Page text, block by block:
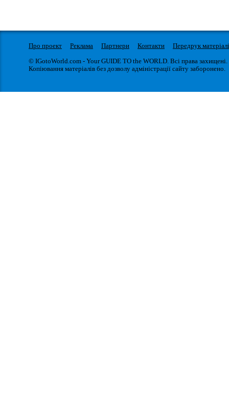
Про проект Реклама Партнери Контакти
Передрук
© IGotoWorld.com - Your GUIDE TO the WORLD. Всі права захищені.
Копіювання матеріалів без дозволу адміністрації сайту заборонено.